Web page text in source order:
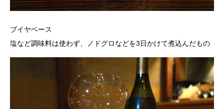
ブイヤベース
塩など調味料は使わず、ノドグロなどを3日かけて煮込んだもの